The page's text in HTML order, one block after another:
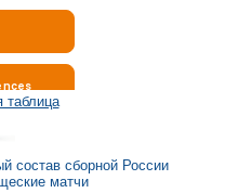
таблица
состав сборной России
матчи